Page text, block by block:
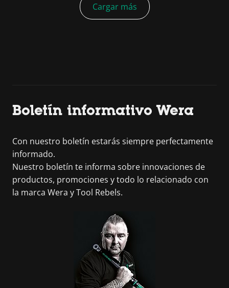
Cargar más
Boletín informativo Wera
Con nuestro boletín estarás siempre perfectamente
informado.
Nuestro boletín te informa sobre innovaciones de
productos, promociones y todo lo relacionado con
la marca Wera y Tool Rebels.